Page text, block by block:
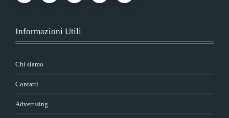
Informazioni Utili
Chi siamo
Contatti
Advertising